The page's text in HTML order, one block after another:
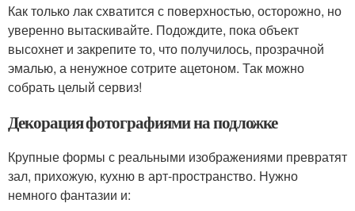
Как только лак схватится с поверхностью, осторожно, но
уверенно вытаскивайте. Подождите, пока объект
высохнет и закрепите то, что получилось, прозрачной
эмалью, а ненужное сотрите ацетоном. Так можно
собрать целый сервиз!
Декорация фотографиями на подложке
Крупные формы с реальными изображениями превратят
зал, прихожую, кухню в арт-пространство. Нужно
немного фантазии и: